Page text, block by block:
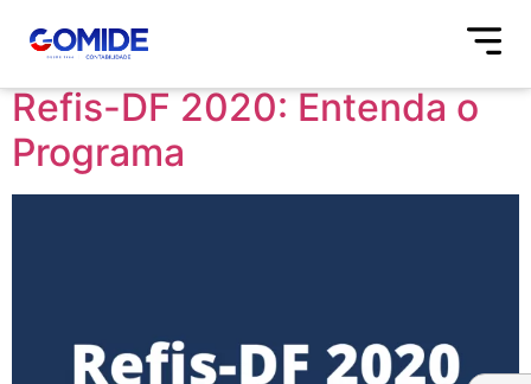
Tag:refis df
Refis-DF 2020: Entenda o
Programa